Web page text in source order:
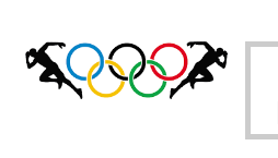
Campeonato de Europa de
WWE NXT - Myles Borne y
Canadian Football League